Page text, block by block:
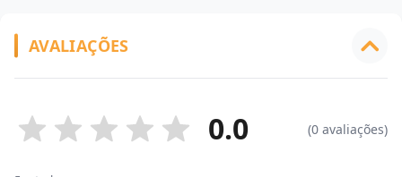
AVALIAÇÕES
0.0 (0 avaliações)